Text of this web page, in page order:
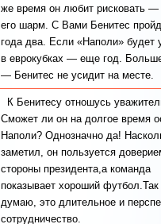
же время он любит рисковать —
его шарм. С Вами Бенитес
года два. Если «Наполи» будет
в еврокубках — еще год.
— Бенитес не усидит на месте.
К Бенитесу отношусь
Сможет ли он на долгое время
Наполи? Однозначно да!
заметил, он пользуется
стороны президента,а команда
показывает хороший футбол.Так
думаю, это длительное и
сотрудничество.